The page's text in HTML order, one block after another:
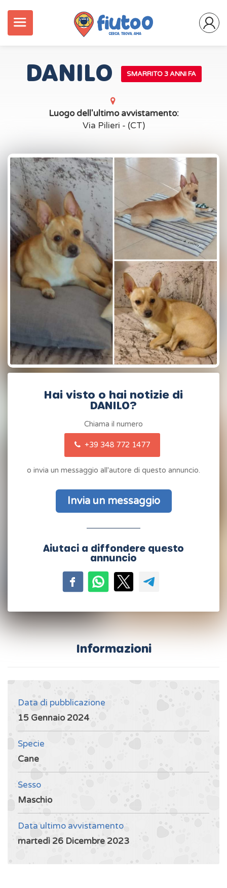
DANILO SMARRITO 3 ANNI FA
Luogo dell'ultimo avvistamento:
Via Pilieri - (CT)
Hai visto o hai notizie di
DANILO?
Chiama il numero
+39 348 772 1477
o invia un messaggio all'autore di questo annuncio.
Invia un messaggio
Aiutaci a diffondere questo
annuncio
Informazioni
Data di pubblicazione
15 Gennaio 2024
Specie
Cane
Sesso
Maschio
Data ultimo avvistamento
martedì 26 Dicembre 2023